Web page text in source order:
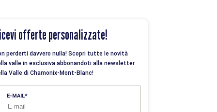
offerte personalizzate!
perderti davvero nulla! Scopri tutte le novità
valle in esclusiva abbonandoti alla newsletter
Valle di Chamonix-Mont-Blanc!
E-MAIL